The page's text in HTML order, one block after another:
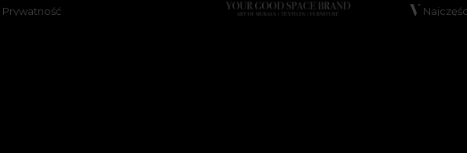
Prywatność